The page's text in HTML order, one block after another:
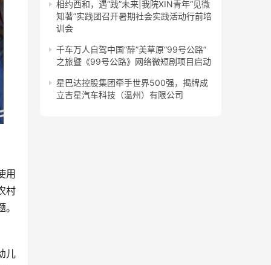
用
村
儿
相约西和，遇“践”未来|我院XIN青年“见微
知著”实践团召开暑期社会实践活动行前培
训会
千车万人自驾中国“醉”美草原“99号公路”
之旅暨《99号公路》网络微短剧项目启动
星巴达控股集团牵手世界500强，揭牌成
立吉星汽车科技（温州）有限公司